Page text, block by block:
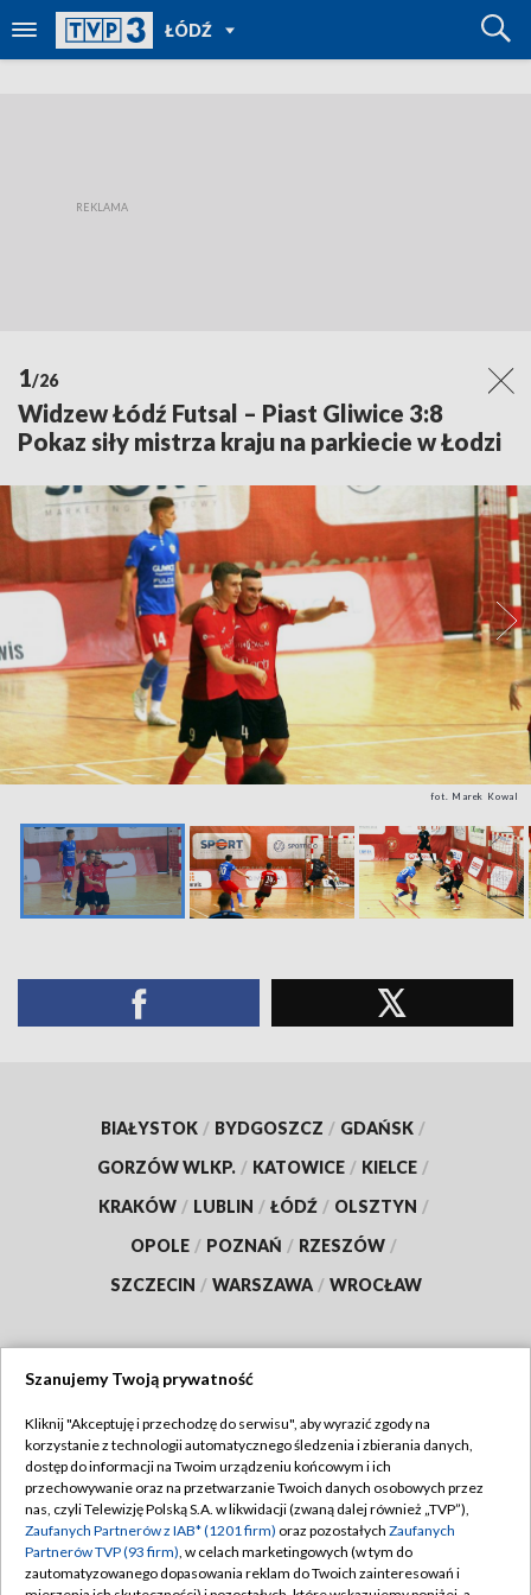
ŁÓDŹ
POWRÓT
DO
REGIONY
1/26
Widzew Łódź Futsal – Piast Gliwice 3:8
Pokaz siły mistrza kraju na parkiecie w Łodzi
fot. Marek Kowal
BIAŁYSTOK / BYDGOSZCZ / GDAŃSK /
GORZÓW WLKP. / KATOWICE / KIELCE /
KRAKÓW / LUBLIN / ŁÓDŹ / OLSZTYN /
OPOLE / POZNAŃ / RZESZÓW /
SZCZECIN / WARSZAWA / WROCŁAW
TVP
Abonament TVP
Emisja w TVP
Centrum informacji TVP
Regulamin TVP
Polityka prywatności
Moje zgody
Szanujemy Twoją prywatność
Kliknij "Akceptuję i przechodzę do serwisu", aby wyrazić zgody na
korzystanie z technologii automatycznego śledzenia i zbierania danych,
dostęp do informacji na Twoim urządzeniu końcowym i ich
przechowywanie oraz na przetwarzanie Twoich danych osobowych przez
nas, czyli Telewizję Polską S.A. w likwidacji (zwaną dalej również „TVP”),
Zaufanych Partnerów z IAB* (1201 firm) oraz pozostałych Zaufanych
Partnerów TVP (93 firm), w celach marketingowych (w tym do
zautomatyzowanego dopasowania reklam do Twoich zainteresowań i